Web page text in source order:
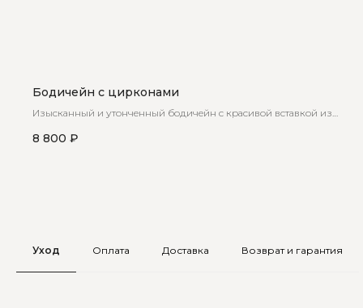
Бодичейн с цирконами
Изысканный и утонченный бодичейн с красивой вставкой из
8 800 ₽
Уход Оплата Доставка Возврат и гарантия